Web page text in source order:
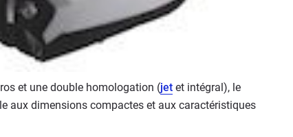
et une double homologation (jet et intégral), le
aux dimensions compactes et aux caractéristiques